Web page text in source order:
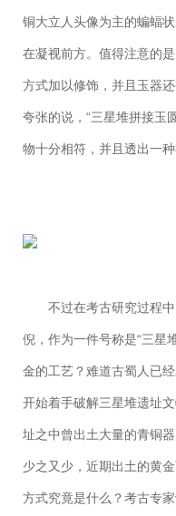
铜大立人头像为主的蝙蝠
在凝视前方。值得注意的
方式加以修饰，并且玉器
夸张的说，“三星堆拼接玉
物十分相符，并且透出一种
不过在考古研究过程
倪，作为一件号称是“三星
金的工艺？难道古蜀人已
开始着手破解三星堆遗址
址之中曾出土大量的青铜
少之又少，近期出土的黄
方式究竟是什么？考古专